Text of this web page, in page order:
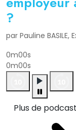
?
par Pauline
0m00s
0m00s
Plus de